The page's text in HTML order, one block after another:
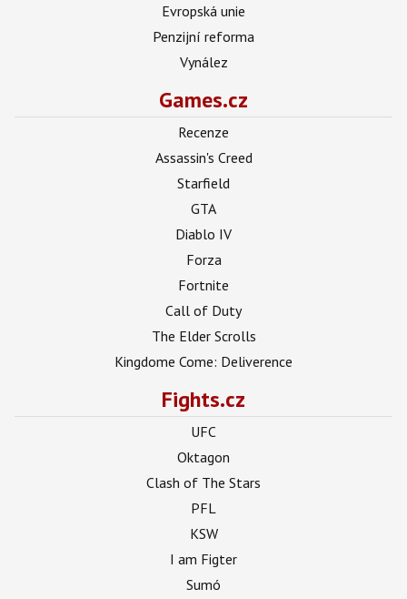
Evropská unie
Penzijní reforma
Vynález
Games.cz
Recenze
Assassin's Creed
Starfield
GTA
Diablo IV
Forza
Fortnite
Call of Duty
The Elder Scrolls
Kingdome Come: Deliverence
Fights.cz
UFC
Oktagon
Clash of The Stars
PFL
KSW
I am Figter
Sumó